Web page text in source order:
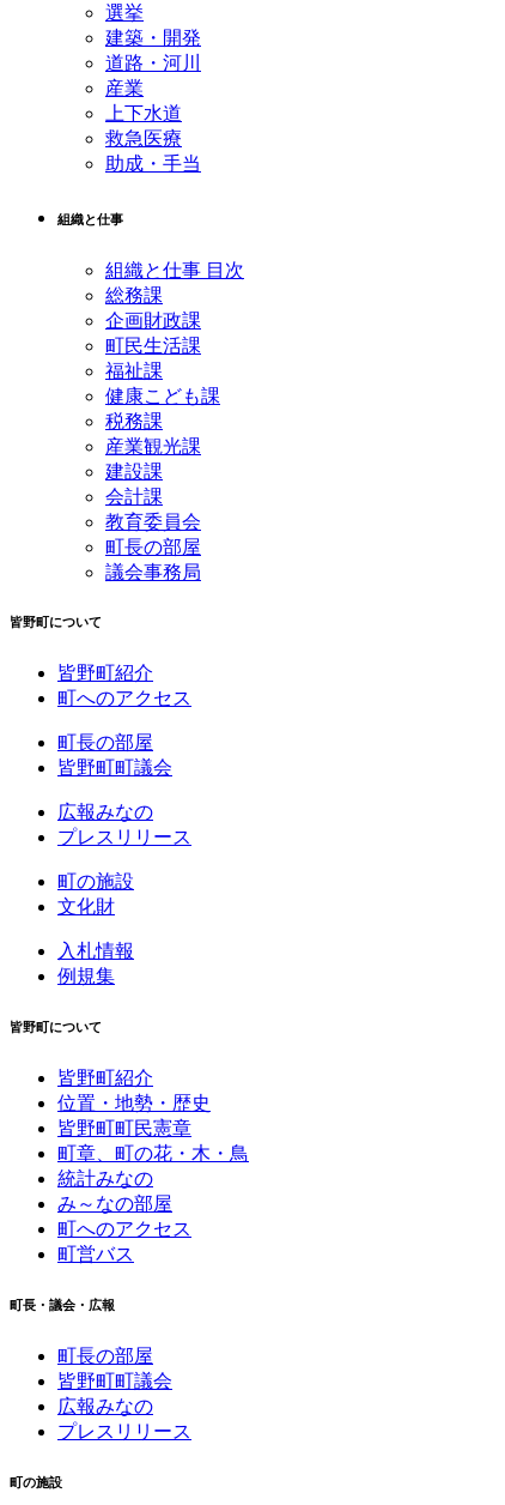
選挙
建築・開発
道路・河川
産業
上下水道
救急医療
助成・手当
組織と仕事
組織と仕事 目次
総務課
企画財政課
町民生活課
福祉課
健康こども課
税務課
産業観光課
建設課
会計課
教育委員会
町長の部屋
議会事務局
皆野町について
皆野町紹介
町へのアクセス
町長の部屋
皆野町町議会
広報みなの
プレスリリース
町の施設
文化財
入札情報
例規集
皆野町について
皆野町紹介
位置・地勢・歴史
皆野町町民憲章
町章、町の花・木・鳥
統計みなの
み～なの部屋
町へのアクセス
町営バス
町長・議会・広報
町長の部屋
皆野町町議会
広報みなの
プレスリリース
町の施設